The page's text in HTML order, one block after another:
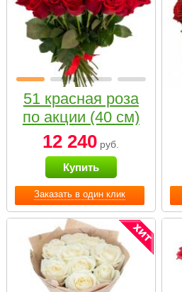
Заказать в один клик
51 красная роза
по акции (40 см)
12 240 руб.
Купить